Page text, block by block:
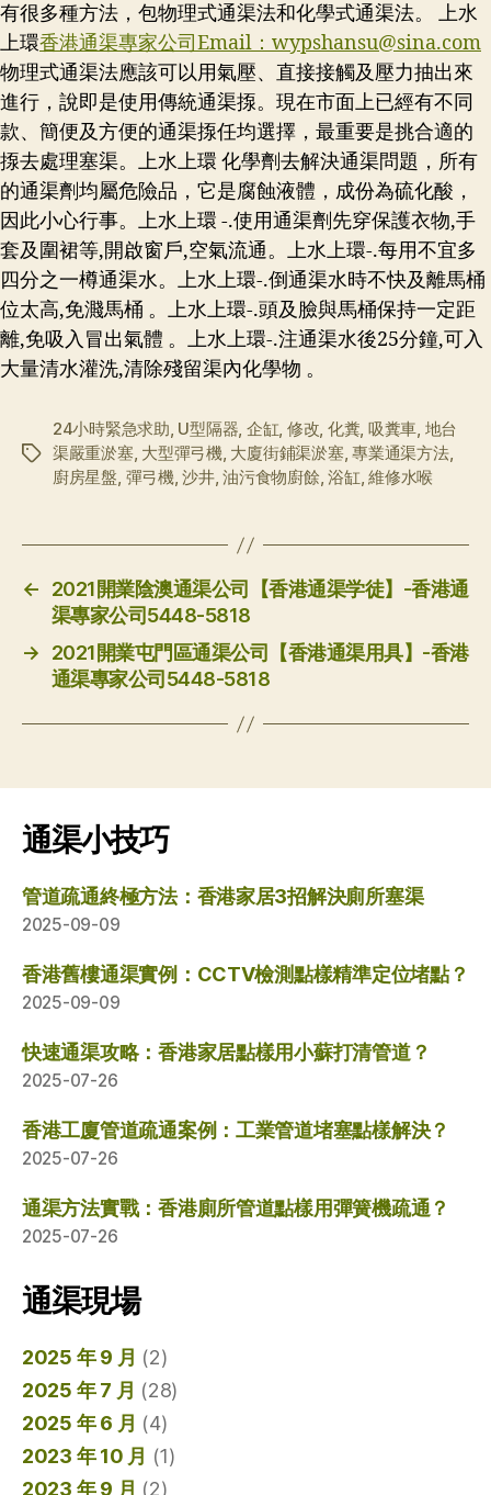
有很多種方法，包物理式通渠法和化學式通渠法。 上水
上環香港通渠專家公司Email： wypshansu@sina.com
物理式通渠法應該可以用氣壓、直接接觸及壓力抽出來
進行，說即是使用傳統通渠揼。現在市面上已經有不同
款、簡便及方便的通渠揼任均選擇，最重要是挑合適的
揼去處理塞渠。上水上環 化學劑去解決通渠問題，所有
的通渠劑均屬危險品，它是腐蝕液體，成份為硫化酸，
因此小心行事。上水上環 -.使用通渠劑先穿保護衣物,手
套及圍裙等,開啟窗戶,空氣流通。上水上環-.每用不宜多
四分之一樽通渠水。上水上環-.倒通渠水時不快及離馬桶
位太高,免濺馬桶 。上水上環-.頭及臉與馬桶保持一定距
離,免吸入冒出氣體 。上水上環-.注通渠水後25分鐘,可入
大量清水灌洗,清除殘留渠內化學物 。
标
24小時緊急求助, U型隔器, 企缸, 修改, 化糞, 吸糞車, 地台
渠嚴重淤塞, 大型彈弓機, 大廈街鋪渠淤塞,專業通渠方法,
廚房星盤, 彈弓機,沙井,油污食物廚餘,浴缸,維修水喉
←
2021開業陰澳通渠公司【香港通渠学徒】-香港通
渠專家公司5448-5818
→
2021開業屯門區通渠公司【香港通渠用具】-香港
通渠專家公司5448-5818
通渠小技巧
管道疏通終極方法：香港家居3招解決廁所塞渠
2025-09-09
香港舊樓通渠實例：CCTV檢測點樣精準定位堵點？
2025-09-09
快速通渠攻略：香港家居點樣用小蘇打清管道？
2025-07-26
香港工廈管道疏通案例：工業管道堵塞點樣解決？
2025-07-26
通渠方法實戰：香港廁所管道點樣用彈簧機疏通？
2025-07-26
通渠現場
2025 年 9 月 (2)
2025 年 7 月 (28)
2025 年 6 月 (4)
2023 年 10 月 (1)
2023 年 9 月 (2)